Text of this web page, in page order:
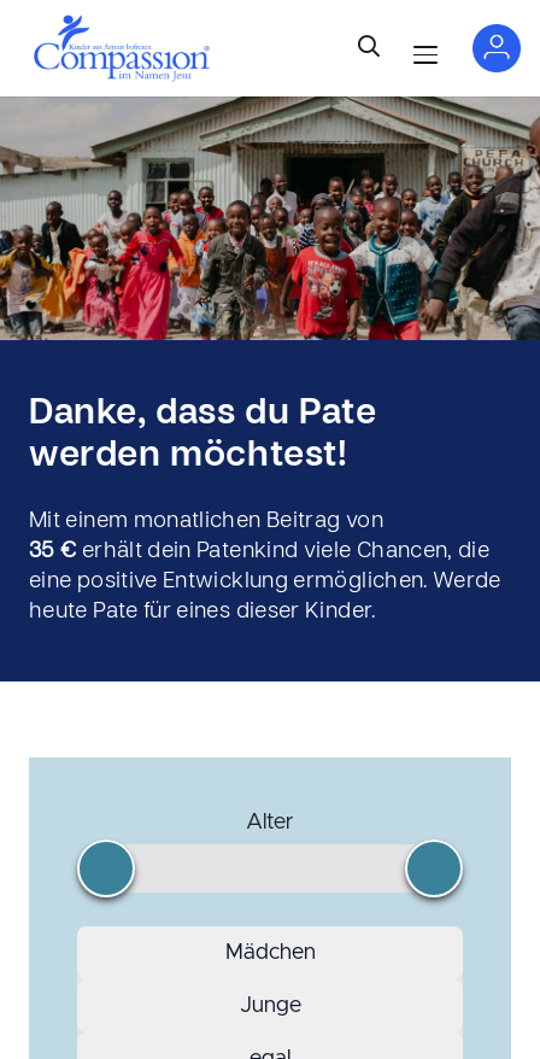
Danke, dass du Pate
werden möchtest!
Mit einem monatlichen Beitrag von
35 € erhält dein Patenkind viele Chancen, die
eine positive Entwicklung ermöglichen. Werde
heute Pate für eines dieser Kinder.